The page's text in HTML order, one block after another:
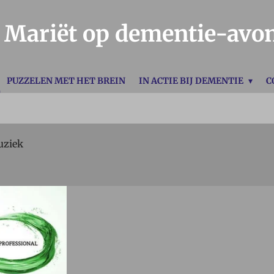
Mariët op dementie-
PUZZELEN MET HET BREIN IN ACTIE BIJ DEMENTIE